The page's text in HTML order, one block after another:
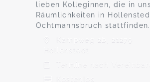
lieben Kolleginnen, die in
Räumlichkeiten in
Ochtmannsbruch stattfinden.
Kampweg 2b, 21279
Hollenstedt
Termine nach